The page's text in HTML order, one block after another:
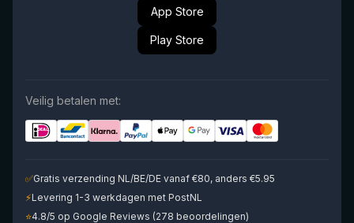
App Store
Play Store
Veilig betalen met:
✅Gratis verzending NL/BE/DE vanaf €80, anders €5.95
⚡Levering 1-3 werkdagen met PostNL
⭐4.8/5 op Google Reviews (278 beoordelingen)